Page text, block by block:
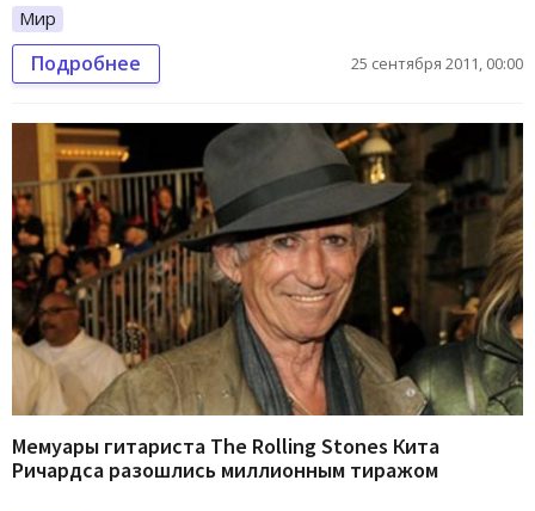
Мир
Подробнее 25 сентября 2011, 00:00
Мемуары гитариста The Rolling Stones Кита
Ричардса разошлись миллионным тиражом